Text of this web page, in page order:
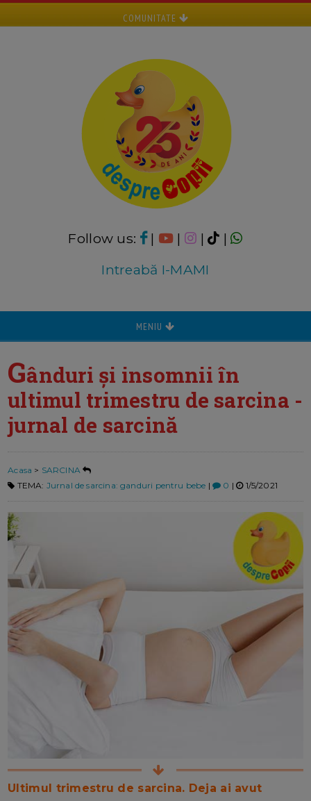
COMUNITATE
Follow us: | | |
|
Intreabă I-MAMI
MENIU
Gânduri și insomnii în
ultimul trimestru de sarcina -
jurnal de sarcină
Acasa > SARCINA
TEMA: Jurnal de sarcina: ganduri pentru bebe | 0 | 1/5/2021
Ultimul trimestru de sarcina. Deja ai avut